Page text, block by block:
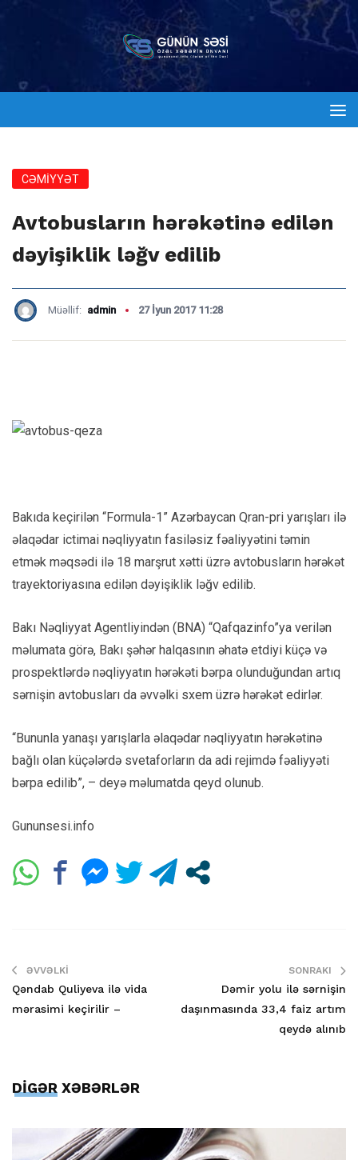
CƏMİYYƏT
Avtobusların hərəkətinə edilən
dəyişiklik ləğv edilib
Müəllif: admin 27 İyun 2017 11:28
Bakıda keçirilən “Formula-1” Azərbaycan Qran-pri yarışları ilə
əlaqədar ictimai nəqliyyatın fasiləsiz fəaliyyətini təmin
etmək məqsədi ilə 18 marşrut xətti üzrə avtobusların hərəkət
trayektoriyasına edilən dəyişiklik ləğv edilib.
Bakı Nəqliyyat Agentliyindən (BNA) “Qafqazinfo”ya verilən
məlumata görə, Bakı şəhər halqasının əhatə etdiyi küçə və
prospektlərdə nəqliyyatın hərəkəti bərpa olunduğundan artıq
sərnişin avtobusları da əvvəlki sxem üzrə hərəkət edirlər.
“Bununla yanaşı yarışlarla əlaqədar nəqliyyatın hərəkətinə
bağlı olan küçələrdə svetaforların da adi rejimdə fəaliyyəti
bərpa edilib”, – deyə məlumatda qeyd olunub.
Gununsesi.info
ƏVVƏLKI
Qəndab Quliyeva ilə vida
mərasimi keçirilir –
SONRAKI
Dəmir yolu ilə sərnişin
daşınmasında 33,4 faiz artım
qeydə alınıb
DİGƏR XƏBƏRLƏR